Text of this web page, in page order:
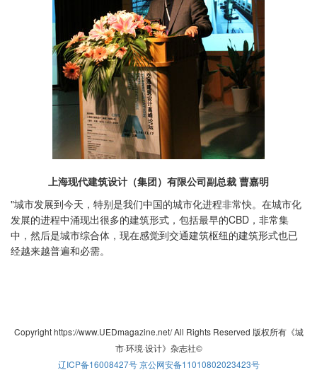
上海现代建筑设计（集团）有限公司副总裁 曹嘉明
"城市发展到今天，特别是我们中国的城市化进程非常快。在城市化
发展的进程中涌现出很多的建筑形式，包括最早的CBD，非常集
中，然后是城市综合体，现在感觉到交通建筑枢纽的建筑形式也已
经越来越普遍和必需。
Copyright https://www.UEDmagazine.net/ All Rights Reserved 版权所有《城
市·环境·设计》杂志社©
辽ICP备16008427号 京公网安备11010802023423号